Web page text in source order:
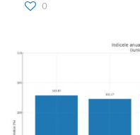
0